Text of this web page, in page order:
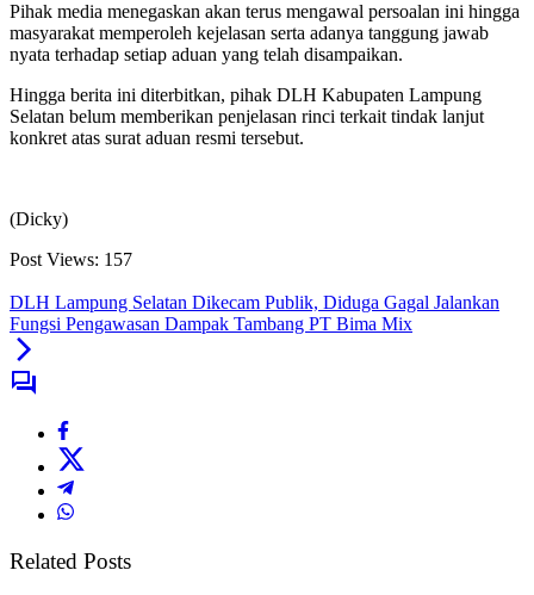
Pihak media menegaskan akan terus mengawal persoalan ini hingga
masyarakat memperoleh kejelasan serta adanya tanggung jawab
nyata terhadap setiap aduan yang telah disampaikan.
Hingga berita ini diterbitkan, pihak DLH Kabupaten Lampung
Selatan belum memberikan penjelasan rinci terkait tindak lanjut
konkret atas surat aduan resmi tersebut.
(Dicky)
Post Views: 157
DLH Lampung Selatan Dikecam Publik, Diduga Gagal Jalankan
Fungsi Pengawasan Dampak Tambang PT Bima Mix
Related Posts